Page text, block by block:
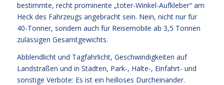
bestimmte, recht prominente „toter-Winkel-Aufkleber“ am
Heck des Fahrzeugs angebracht sein. Nein, nicht nur für
40-Tonner, sondern auch für Reisemobile ab 3,5 Tonnen
zulässigen Gesamtgewichts.
Abblendlicht und Tagfahrlicht, Geschwindigkeiten auf
Landstraßen und in Städten, Park-, Halte-, Einfahrt- und
sonstige Verbote: Es ist ein heilloses Durcheinander.